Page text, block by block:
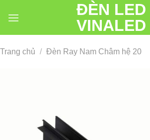
đến
ĐÈN LED
VINALED
Trang chủ / Đèn Ray Nam Châm hệ 20